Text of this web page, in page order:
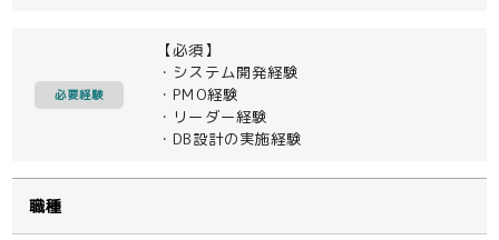
必要経験
【必須】
・システム開発経験
・PMO経験
・リーダー経験
・DB設計の実施経験
職種